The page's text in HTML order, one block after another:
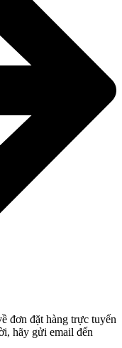
đơn đặt hàng trực tuyến
hãy gửi email đến